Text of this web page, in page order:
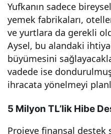
Yufkanın sadece
yemek fabrikaları,
ve yurtlara da gerekli
Aysel, bu alandaki
büyümesini
vadede ise
ihracata yönelmeyi
5 Milyon TL’lik Hibe
Projeye finansal destek